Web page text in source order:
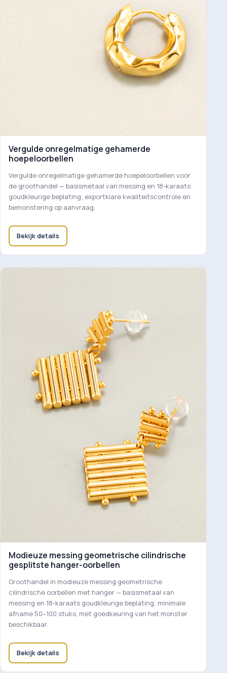
Vergulde onregelmatige gehamerde
hoepeloorbellen
Vergulde onregelmatige gehamerde hoepeloorbellen voor
de groothandel — basismetaal van messing en 18-karaats
goudkleurige beplating; exportklare kwaliteitscontrole en
bemonstering op aanvraag.
Bekijk details
Modieuze messing geometrische cilindrische
gesplitste hanger-oorbellen
Groothandel in modieuze messing geometrische
cilindrische oorbellen met hanger — basismetaal van
messing en 18-karaats goudkleurige beplating; minimale
afname 50–100 stuks, met goedkeuring van het monster
beschikbaar.
Bekijk details